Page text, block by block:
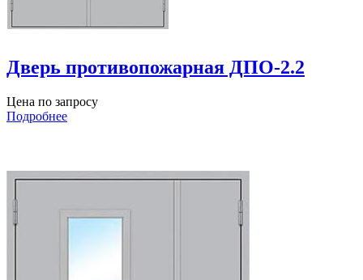
Дверь противопожарная ДПО-2.2
Цена по запросу
Подробнее